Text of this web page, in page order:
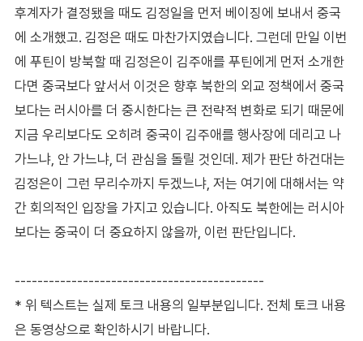
후계자가 결정됐을 때도 김정일을 먼저 베이징에 보내서 중국
에 소개했고. 김정은 때도 마찬가지였습니다. 그런데 만일 이번
에 푸틴이 방북할 때 김정은이 김주애를 푸틴에게 먼저 소개한
다면 중국보다 앞서서 이것은 향후 북한의 외교 정책에서 중국
보다는 러시아를 더 중시한다는 큰 전략적 변화로 되기 때문에
지금 우리보다도 오히려 중국이 김주애를 행사장에 데리고 나
가느냐, 안 가느냐, 더 관심을 돌릴 것인데. 제가 판단 하건대는
김정은이 그런 무리수까지 두겠느냐, 저는 여기에 대해서는 약
간 회의적인 입장을 가지고 있습니다. 아직도 북한에는 러시아
보다는 중국이 더 중요하지 않을까, 이런 판단입니다.
--------------------------------------------
* 위 텍스트는 실제 토크 내용의 일부분입니다. 전체 토크 내용
은 동영상으로 확인하시기 바랍니다.